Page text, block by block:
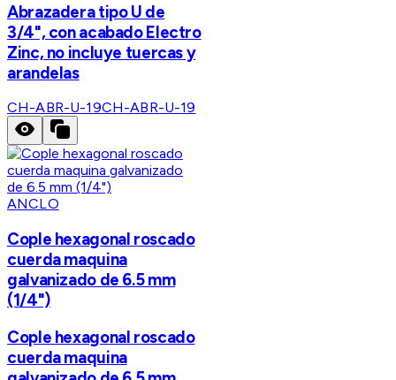
Abrazadera tipo U de
3/4", con acabado Electro
Zinc, no incluye tuercas y
arandelas
CH-ABR-U-19CH-ABR-U-19
ANCLO
Cople hexagonal roscado
cuerda maquina
galvanizado de 6.5 mm
(1/4")
Cople hexagonal roscado
cuerda maquina